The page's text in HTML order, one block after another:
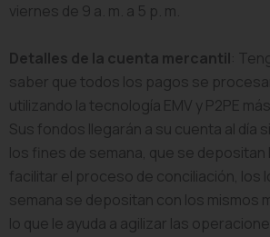
viernes de 9 a. m. a 5 p. m.
Detalles de la cuenta mercantil:
saber que todos los pagos se
utilizando la tecnología EMV y P2PE
Sus fondos llegarán a su cuenta al día
los fines de semana, que se depositan
facilitar el proceso de conciliación, los
semana se depositan con los mismos
lo que le ayuda a agilizar las